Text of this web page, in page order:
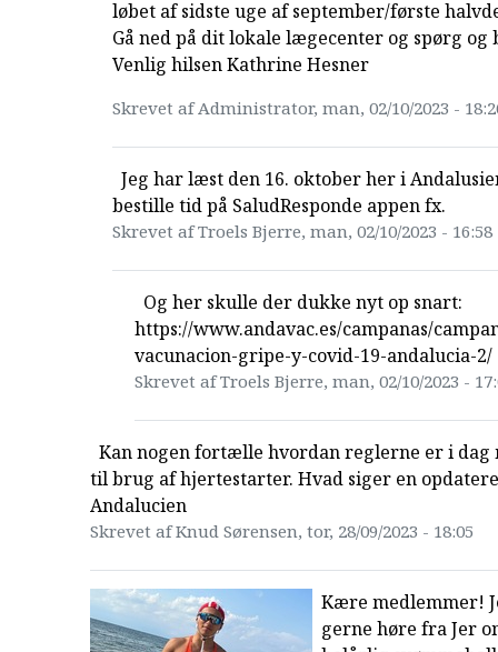
løbet af sidste uge af september/første
Gå ned på dit lokale lægecenter og spørg og
Venlig hilsen Kathrine Hesner
Skrevet af Administrator, man, 02/10/2023 -
Jeg har læst den 16. oktober her i
bestille tid på SaludResponde appen fx.
Skrevet af Troels Bjerre, man, 02/10/2023 - 16:58
Og her skulle der dukke nyt op snart:
https://www.andavac.es/campanas/
vacunacion-gripe-y-covid-19-andalucia-2/
Skrevet af Troels Bjerre, man, 02/10/2023 -
Kan nogen fortælle hvordan reglerne er i dag
til brug af hjertestarter. Hvad siger en
Andalucien
Skrevet af Knud Sørensen, tor, 28/09/2023 - 18:05
Kære medlemmer!
gerne høre fra Jer